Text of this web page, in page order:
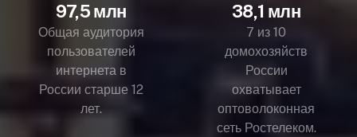
97,5 млн
Общая аудитория
пользователей
интернета в
России старше 12
лет.
38,1 млн
7 из 10
домохозяйств
России
охватывает
оптоволоконная
сеть Ростелеком.